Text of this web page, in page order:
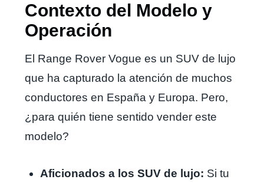
Contexto del Modelo y
Operación
El Range Rover Vogue es un SUV de lujo
que ha capturado la atención de muchos
conductores en España y Europa. Pero,
¿para quién tiene sentido vender este
modelo?
Aficionados a los SUV de lujo: Si tu